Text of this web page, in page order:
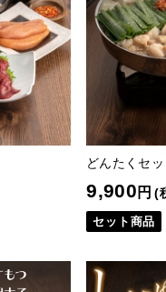
どんたくセ
9,900 円 (
セット商品